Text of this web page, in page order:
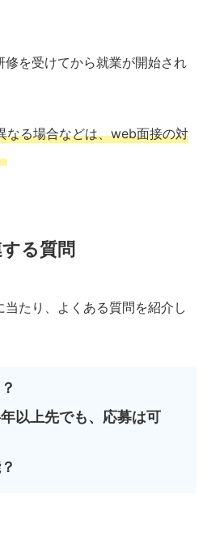
修を受けてから就業が開始され
なる場合などは、web面接の対
る質問
当たり、よくある質問を紹介し
以上先でも、応募は可